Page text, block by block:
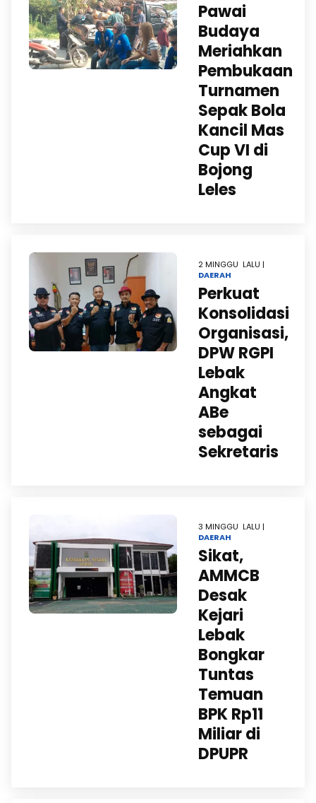
Pawai
Budaya
Meriahkan
Pembukaan
Turnamen
Sepak Bola
Kancil Mas
Cup VI di
Bojong
Leles
2 MINGGU LALU |
DAERAH
Perkuat
Konsolidasi
Organisasi,
DPW RGPI
Lebak
Angkat
ABe
sebagai
Sekretaris
3 MINGGU LALU |
DAERAH
Sikat,
AMMCB
Desak
Kejari
Lebak
Bongkar
Tuntas
Temuan
BPK Rp11
Miliar di
DPUPR